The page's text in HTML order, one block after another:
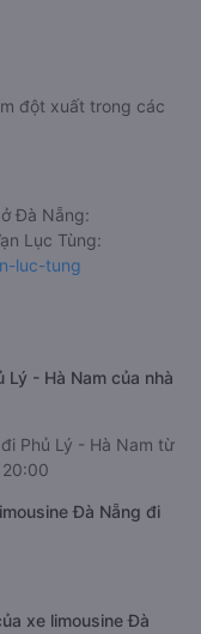
đột xuất trong các
Đà Nẵng:
Lục Tùng:
luc-tung
Lý - Hà Nam của nhà
Phủ Lý - Hà Nam từ
Đà Nẵng đi
xe limousine Đà